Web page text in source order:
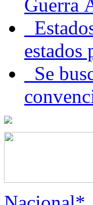
Guerra
Se